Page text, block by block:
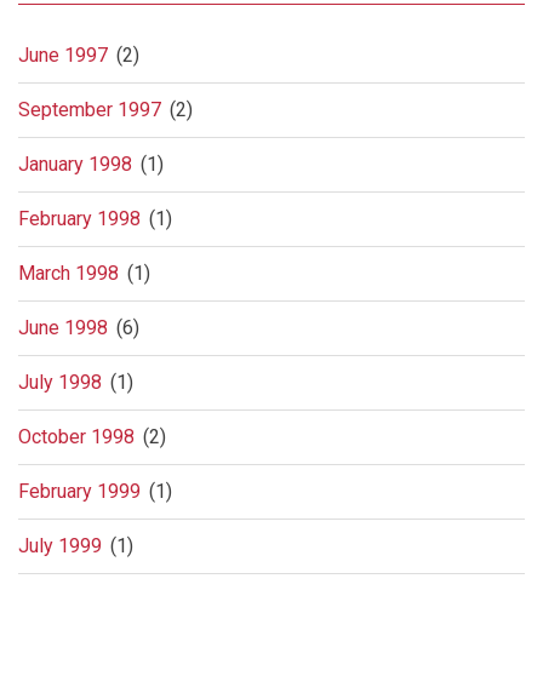
June 1997 (2)
September 1997 (2)
January 1998 (1)
February 1998 (1)
March 1998 (1)
June 1998 (6)
July 1998 (1)
October 1998 (2)
February 1999 (1)
July 1999 (1)